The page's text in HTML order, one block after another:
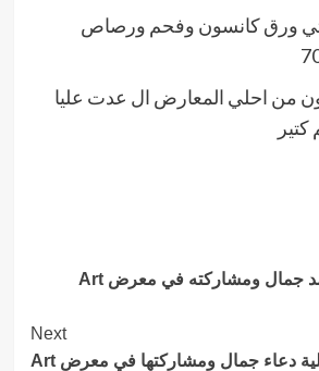
ورق كانسون وفحم ورصاص
احلي المعارض ال عدت عليا
الفنان التشكيلي أحمد جمال ومشاركته في معرض Art
Next
الفنانة التشكيلية دعاء جمال ومشاركتها في معرض Art